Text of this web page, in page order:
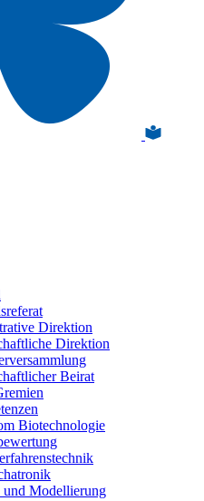
Direktion
Direktion
Beirat
Biotechnologie
und Modellierung